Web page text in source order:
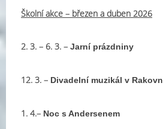
Školní akce – březen a duben 2026
2. 3. – 6. 3. – Jarní prázdniny
12. 3. – Divadelní muzikál v
1. 4.– Noc s Andersenem